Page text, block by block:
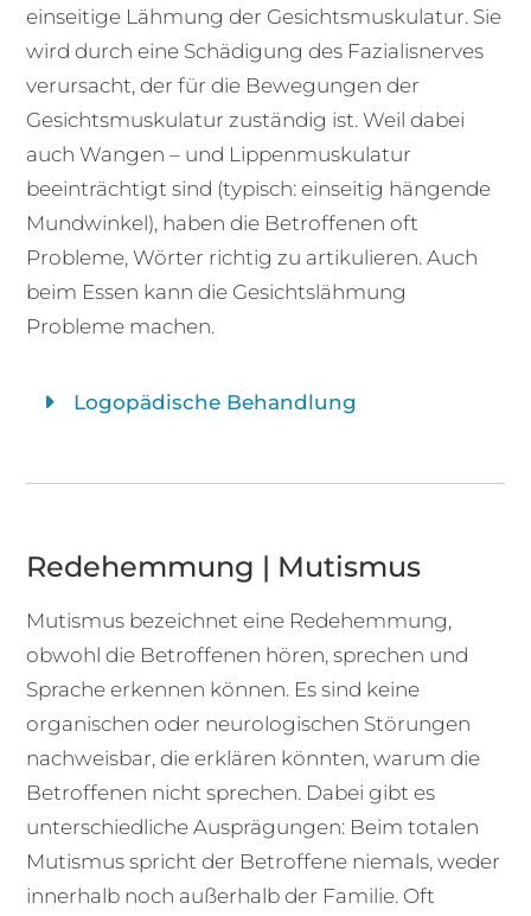
einseitige Lähmung der Gesichtsmuskulatur. Sie
wird durch eine Schädigung des Fazialisnerves
verursacht, der für die Bewegungen der
Gesichtsmuskulatur zuständig ist. Weil dabei
auch Wangen – und Lippenmuskulatur
beeinträchtigt sind (typisch: einseitig hängende
Mundwinkel), haben die Betroffenen oft
Probleme, Wörter richtig zu artikulieren. Auch
beim Essen kann die Gesichtslähmung
Probleme machen.
Logopädische Behandlung
Redehemmung | Mutismus
Mutismus bezeichnet eine Redehemmung,
obwohl die Betroffenen hören, sprechen und
Sprache erkennen können. Es sind keine
organischen oder neurologischen Störungen
nachweisbar, die erklären könnten, warum die
Betroffenen nicht sprechen. Dabei gibt es
unterschiedliche Ausprägungen: Beim totalen
Mutismus spricht der Betroffene niemals, weder
innerhalb noch außerhalb der Familie. Oft